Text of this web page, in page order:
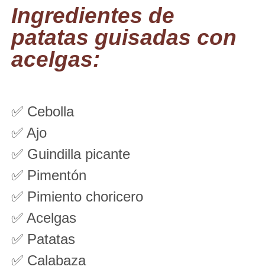
Ingredientes de
patatas guisadas con
acelgas:
✅ Cebolla
✅ Ajo
✅ Guindilla picante
✅ Pimentón
✅ Pimiento choricero
✅ Acelgas
✅ Patatas
✅ Calabaza